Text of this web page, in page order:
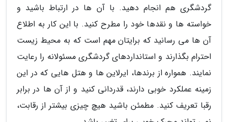
گردشگری هم انجام دهید. با آن ها در ارتباط باشید و
خواسته ها و نقدها خود را مطرح کنید. با این کار به اطلاع
آن ها می رسانید که برایتان مهم است که به محیط زیست
احترام بگذارند و استانداردهای گردشگری مسئولانه را رعایت
نمایند. همواره از برندها، ایرلاین ها و هتل هایی که در این
زمینه عملکرد خوبی دارند، قدردانی کنید و از آن ها در برابر
رقبا تعریف کنید. مطمئن باشید هیچ چیزی بیشتر از رقابت،